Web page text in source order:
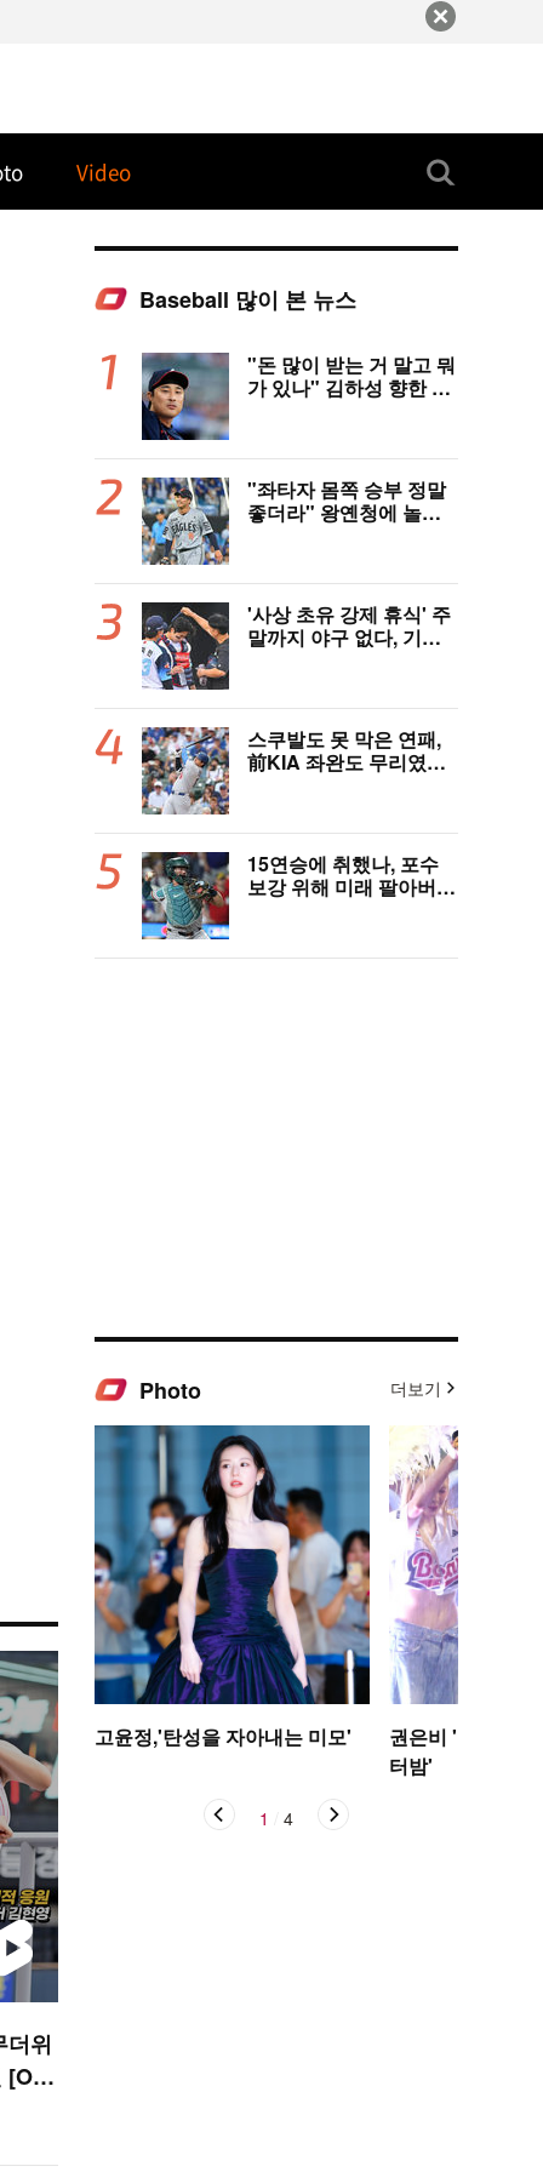
Video
더위
[O!
Baseball 많이 본 뉴스
"돈 많이 받는 거 말고 뭐
가 있나" 김하성 향한 현
판
"좌타자 몸쪽 승부 정말
좋더라" 왕옌청에 놀란
위 좋아지고 안정감 생겼
다" [오!쎈 대구]
'사상 초유 강제 휴식' 주
말까지 야구 없다, 기록
시 개시 [공식발표]
스쿠발도 못 막은 연패,
前KIA 좌완도 무리였
패 수렁 [LAD 리뷰]
15연승에 취했나, 포수
보강 위해 미래 팔아버린
Photo 더보기
고윤정,'탄성을 자아내는 미모'
권은비 '야구장
터밤'
1 4